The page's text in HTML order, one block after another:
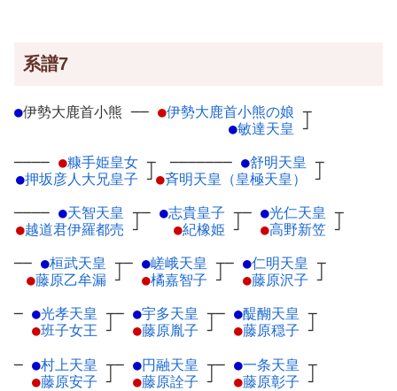
系譜7
●伊勢大鹿首小熊 ── ●伊勢大鹿首小熊の娘 ┬
●敏達天皇 ┘
──── ●糠手姫皇女 ┬
●押坂彦人大兄皇子 ┘
─────── ●舒明天皇 ┬
●斉明天皇（皇極天皇） ┘
──── ●天智天皇 ┬
●越道君伊羅都売 ┘
─ ●志貴皇子 ┬
●紀橡姫 ┘
─ ●光仁天皇 ┬
●高野新笠 ┘
── ●桓武天皇 ┬
●藤原乙牟漏 ┘
─ ●嵯峨天皇 ┬
●橘嘉智子 ┘
─ ●仁明天皇 ┬
●藤原沢子 ┘
─ ●光孝天皇 ┬
●班子女王 ┘
─ ●宇多天皇 ┬
●藤原胤子 ┘
─ ●醍醐天皇 ┬
●藤原穏子 ┘
─ ●村上天皇 ┬
●藤原安子 ┘
─ ●円融天皇 ┬
●藤原詮子 ┘
─ ●一条天皇 ┬
●藤原彰子 ┘